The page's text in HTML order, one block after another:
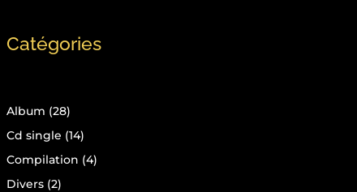
Catégories
Album 2828
produits
Cd single 1414
produits
Compilation 44
Divers 22